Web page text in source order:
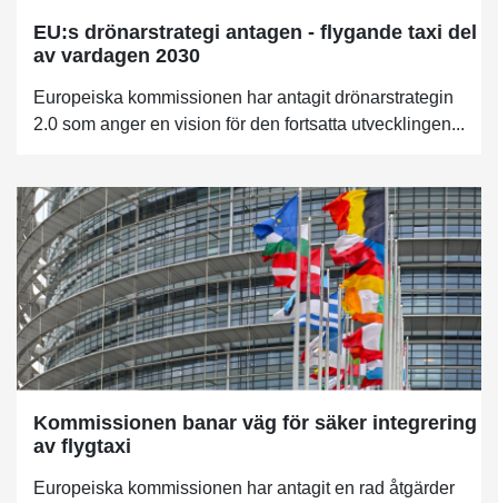
EU:s drönarstrategi antagen - flygande taxi del
av vardagen 2030
Europeiska kommissionen har antagit drönarstrategin
2.0 som anger en vision för den fortsatta utvecklingen...
Kommissionen banar väg för säker integrering
av flygtaxi
Europeiska kommissionen har antagit en rad åtgärder